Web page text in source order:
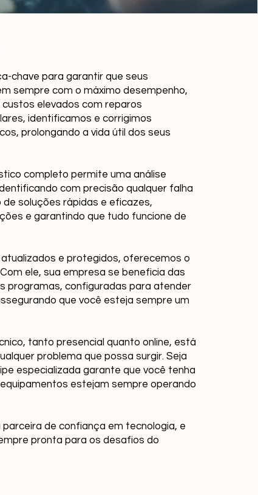
chave para garantir que seus
sempre com o máximo desempenho,
elevados com reparos
identificamos e corrigimos
prolongando a vida útil dos seus
completo permite uma análise
com precisão qualquer falha
soluções rápidas e eficazes,
e garantindo que tudo funcione de
e protegidos, oferecemos o
ele, sua empresa se beneficia das
programas, configuradas para atender
que você esteja sempre um
tanto presencial quanto online, está
problema que possa surgir. Seja
especializada garante que você tenha
estejam sempre operando
de confiança em tecnologia, e
pronta para os desafios do